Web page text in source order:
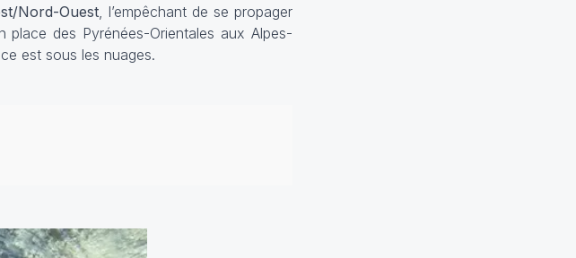
Nord-Ouest , l’empêchant de se propager
place des Pyrénées-Orientales aux Alpes-
est sous les nuages.